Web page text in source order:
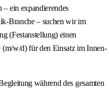
ein expandierendes
Branche – suchen wir im
(Festanstellung) einen
(m/w/d) für den Einsatz im Innen-
während des gesamten